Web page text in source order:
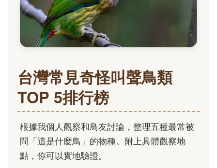
台灣常見奇怪叫聲鳥類
TOP 5排行榜
根據我個人觀察和鳥友討論，整理五種最常被
問「這是什麼鳥」的物種。附上具體觀察地
點，你可以實地驗證。